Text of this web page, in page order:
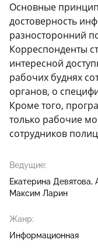
Основные
достоверность
разносторонний
Корреспонденты
интересной
рабочих буднях
органов, о
Кроме того,
только рабочие
сотрудников
Ведущие:
Екатерина Девятова
Максим Ларин
Жанр:
Информационная